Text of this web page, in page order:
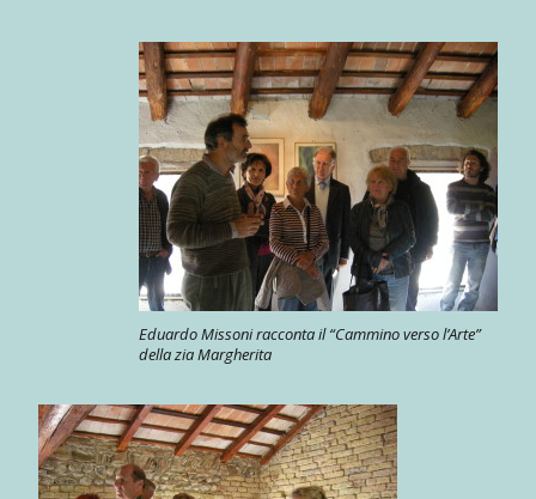
Eduardo Missoni racconta il “Cammino verso l’Arte”
della zia Margherita